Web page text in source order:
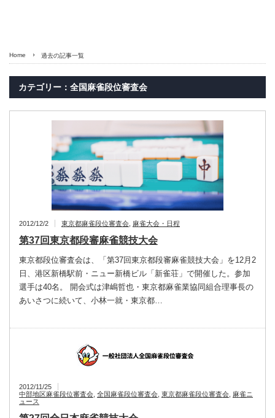
Home 過去の記事一覧
カテゴリー：全国麻雀段位審査会
2012/12/2 東京都麻雀段位審査会, 麻雀大会・日程
第37回東京都段審麻雀競技大会
東京都段位審査会は、「第37回東京都段審麻雀競技大会」を12月2
日、港区新橋駅前・ニュー新橋ビル「新雀荘」で開催した。参加
選手は40名。 開会式は津嶋哲也・東京都麻雀業協同組合理事長の
あいさつに続いて、小林一就・東京都…
2012/11/25
中部地区麻雀段位審査会, 全国麻雀段位審査会, 東京都麻雀段位審査会, 麻雀ニ
ュース